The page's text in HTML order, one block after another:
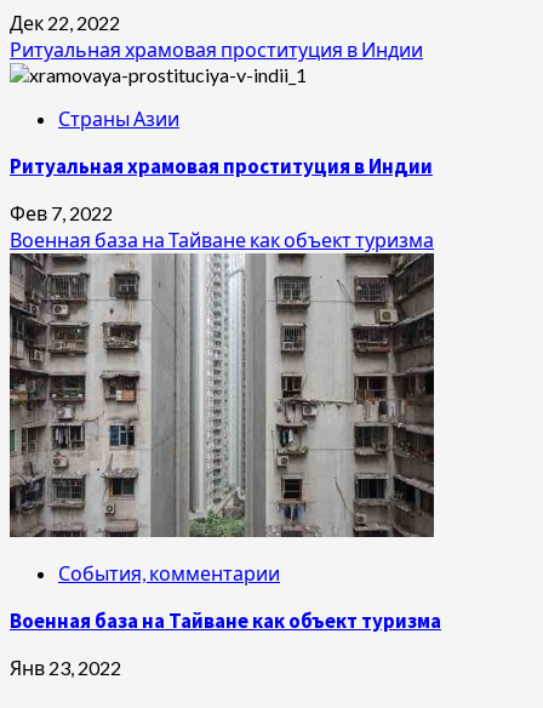
Дек 22, 2022
Ритуальная храмовая проституция в Индии
Страны Азии
Ритуальная храмовая проституция в Индии
Фев 7, 2022
Военная база на Тайване как объект туризма
События, комментарии
Военная база на Тайване как объект туризма
Янв 23, 2022